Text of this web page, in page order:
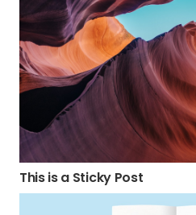
This is a Sticky Post